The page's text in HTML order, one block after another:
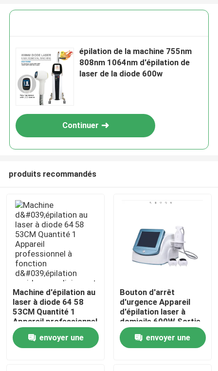
Maison
Produits
épilation de la machine 755nm
808nm 1064nm d'épilation de
laser de la diode 600w
Continuer
produits recommandés
Machine d'épilation au
laser à diode 64 58
53CM Quantité 1
Appareil professionnel
à fonction d'épilation
rapide pour clinique et
spa
envoyer une
Bouton d'arrêt
d'urgence Appareil
d'épilation laser à
domicile 600W Sortie
énergétique efficace
Système de réduction
permanente des poils
envoyer une